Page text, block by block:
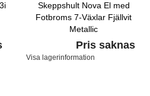
Skeppshult Nova El med
Fotbroms 7-Växlar Fjällvit
Metallic
Pris saknas
Visa lagerinformation